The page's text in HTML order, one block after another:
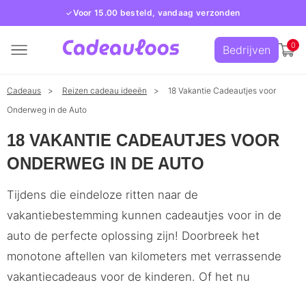
Voor 15.00 besteld, vandaag verzonden
Bedrijven 0
Cadeaus Reizen cadeau ideeën
18 Vakantie Cadeautjes voor
Onderweg in de Auto
18 VAKANTIE CADEAUTJES VOOR
ONDERWEG IN DE AUTO
Tijdens die eindeloze ritten naar de
vakantiebestemming kunnen cadeautjes voor in de
auto de perfecte oplossing zijn! Doorbreek het
monotone aftellen van kilometers met verrassende
vakantiecadeaus voor de kinderen. Of het nu